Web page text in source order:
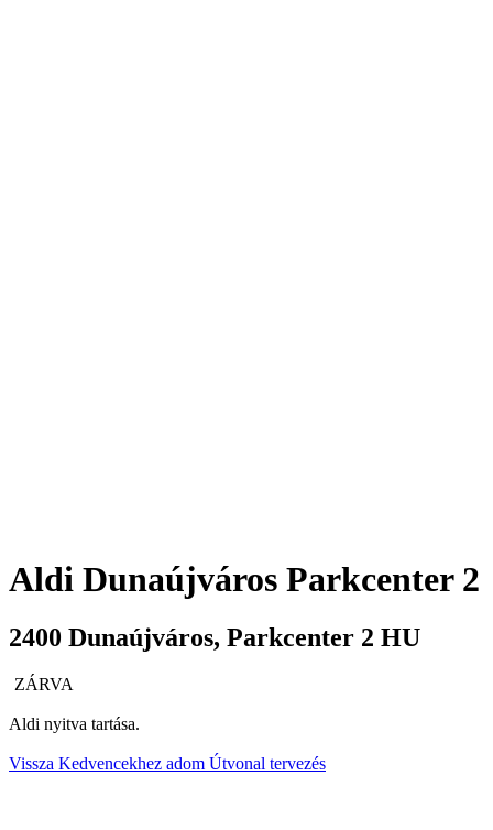
Aldi Dunaújváros Parkcenter 2
2400 Dunaújváros, Parkcenter 2 HU
ZÁRVA
Aldi nyitva tartása.
Vissza Kedvencekhez adom Útvonal tervezés